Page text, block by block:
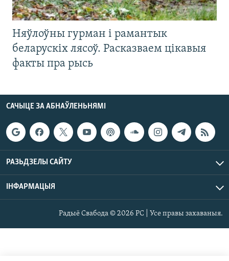
Няўлоўны гурман і рамантык
беларускіх лясоў. Расказваем цікавыя
факты пра рысь
САЧЫЦЕ ЗА АБНАЎЛЕНЬНЯМІ
РАЗЬДЗЕЛЫ САЙТУ
ІНФАРМАЦЫЯ
Радыё Свабода © 2026 РС | Усе правы захаваныя.